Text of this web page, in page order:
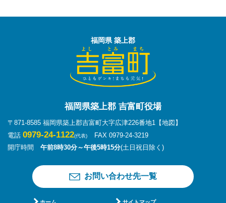
福岡県 築上郡
福岡県築上郡 吉富町役場
〒871-8585 福岡県築上郡吉富町大字広津226番地1
【地図】
電話 0979-24-1122(代表)
FAX 0979-24-3219
開庁時間 午前8時30分～午後5時15分(土日祝日除く)
お問い合わせ先一覧